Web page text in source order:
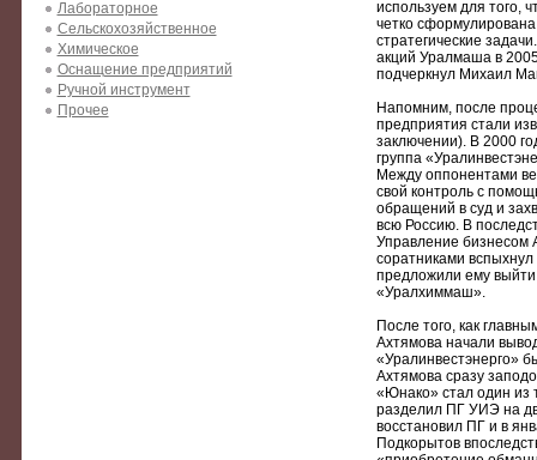
Лабораторное
Сельскохозяйственное
Химическое
Оснащение предприятий
Ручной инструмент
Прочее
используем для того,
четко
стратегические
акций Уралмаша в
подчеркнул Михаил
Напомним, после
предприятия стали
заключении). В 2000
группа
Между оппонентами
свой контроль с
обращений в суд и
всю Россию. В
Управление бизнесом
соратниками
предложили ему выйти
«Уралхиммаш».
После того, как
Ахтямова начали
«Уралинвестэнерго»
Ахтямова сразу
«Юнако» стал один из
разделил ПГ УИЭ на
восстановил ПГ и в
Подкорытов